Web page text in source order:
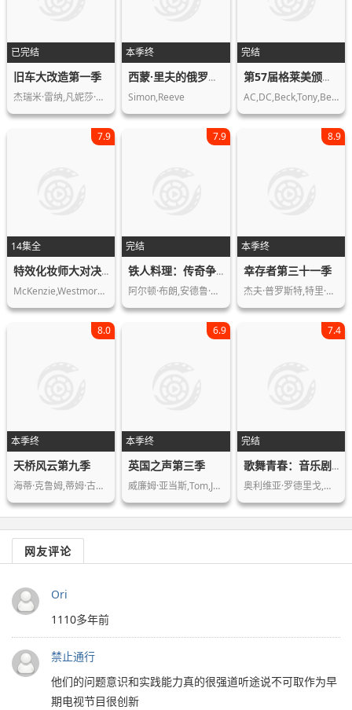
已完结
旧车大改造第一季
杰瑞米·雷纳,凡妮莎·哈金斯,安东尼·…
本季终
西蒙·里夫的俄罗斯之旅第一季
Simon,Reeve
完结
第57届格莱美颁奖典礼
AC,DC,Beck,Tony,Bennett,Mary,J.,Blig…
14集全
7.9
特效化妆师大对决第九季
McKenzie,Westmore,Kodi,Baker,Aaron,G…
完结
7.9
铁人料理：传奇争霸战第一季
阿尔顿·布朗,安德鲁·齐默恩,克莉丝汀…
本季终
8.9
幸存者第三十一季
杰夫·普罗斯特,特里·迪茨,Stephen…
本季终
8.0
天桥风云第九季
海蒂·克鲁姆,蒂姆·古恩,尼娜·加西亚
本季终
6.9
英国之声第三季
威廉姆·亚当斯,Tom,Jones,凯莉·米洛…
完结
7.4
歌舞青春：音乐剧集第一季
奥利维亚·罗德里戈,约书亚·巴塞特,马…
网友评论
Ori
1110多年前
禁止通行
他们的问题意识和实践能力真的很强道听途说不可取作为早
期电视节目很创新